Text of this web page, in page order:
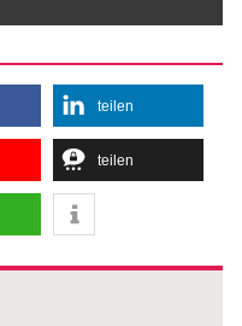
teilen
teilen